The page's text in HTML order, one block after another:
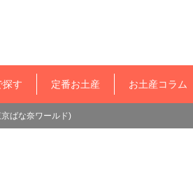
探す 定番お土産 お土産コラム
ばな奈ワールド)